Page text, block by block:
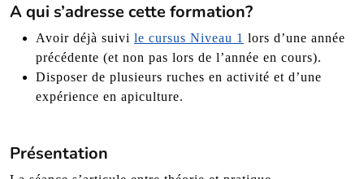
A qui s’adresse cette formation?
Avoir déjà suivi le cursus Niveau 1 lors d’une année
précédente (et non pas lors de l’année en cours).
Disposer de plusieurs ruches en activité et d’une
expérience en apiculture.
Présentation